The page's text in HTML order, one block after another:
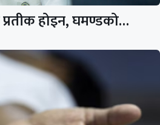
होइन, घमण्डको…